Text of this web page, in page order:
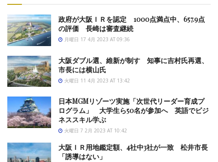
政府が大阪ＩＲを認定 1000点満点中、657.9点
の評価 長崎は審査継続
月曜日 17 4月 2023 AT 09:36
大阪ダブル選、維新が制す 知事に吉村氏再選、
市長には横山氏
火曜日 11 4月 2023 AT 13:42
日本MGMリゾーツ実施「次世代リーダー育成プ
ログラム」 大学生ら50名が参加へ 英語でビジ
ネススキル学ぶ
火曜日 7 2月 2023 AT 10:42
大阪ＩＲ用地鑑定額、4社中3社が一致 松井市長
「誘導はない」